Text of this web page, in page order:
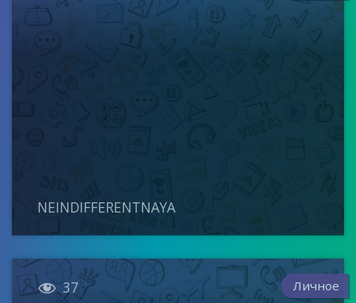
NEINDIFFERENTNAYA
 37 Личное